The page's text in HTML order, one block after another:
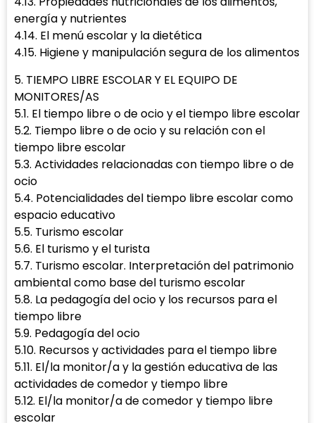
energía y nutrientes
4.14. El menú escolar y la dietética
4.15. Higiene y manipulación segura de los alimentos
5. TIEMPO LIBRE ESCOLAR Y EL EQUIPO DE
MONITORES/AS
5.1. El tiempo libre o de ocio y el tiempo libre escolar
5.2. Tiempo libre o de ocio y su relación con el
tiempo libre escolar
5.3. Actividades relacionadas con tiempo libre o de
ocio
5.4. Potencialidades del tiempo libre escolar como
espacio educativo
5.5. Turismo escolar
5.6. El turismo y el turista
5.7. Turismo escolar. Interpretación del patrimonio
ambiental como base del turismo escolar
5.8. La pedagogía del ocio y los recursos para el
tiempo libre
5.9. Pedagogía del ocio
5.10. Recursos y actividades para el tiempo libre
5.11. El/la monitor/a y la gestión educativa de las
actividades de comedor y tiempo libre
5.12. El/la monitor/a de comedor y tiempo libre
escolar